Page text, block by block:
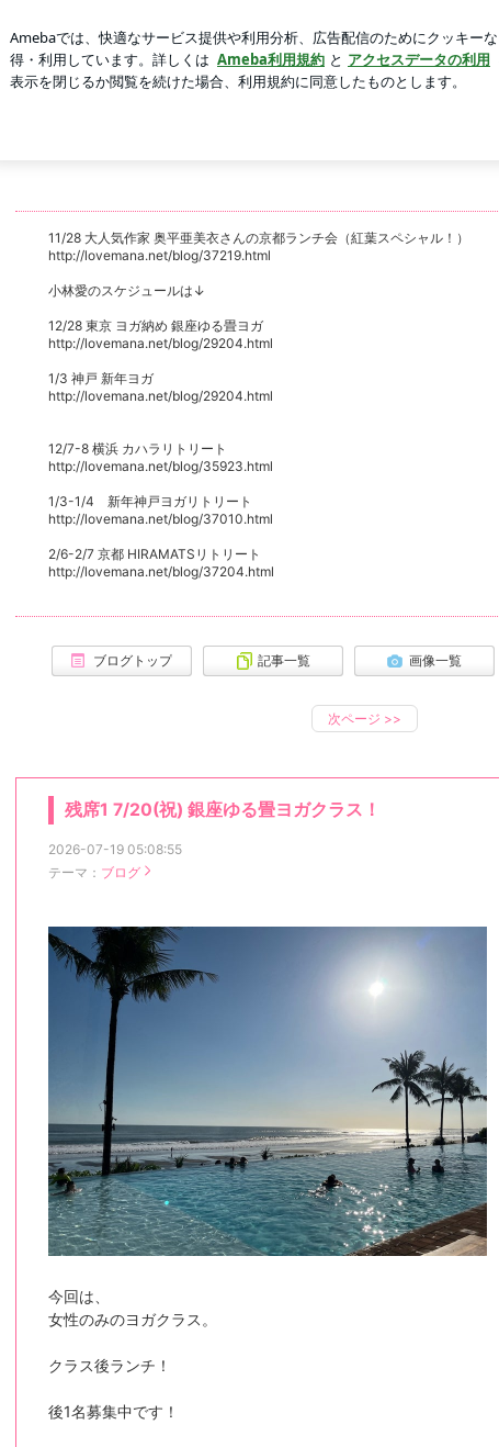
グ。
ンパンに入っていたマック
ヨガ・リトリート・つぶやきブログ。
ート、つぶやき
11/28 大人気作家 奥平亜美衣さんの京都ランチ会（紅葉スペシャル！）
http://lovemana.net/blog/37219.html
小林愛のスケジュールは↓
12/28 東京 ヨガ納め 銀座ゆる畳ヨガ
http://lovemana.net/blog/29204.html
1/3 神戸 新年ヨガ
http://lovemana.net/blog/29204.html
12/7-8 横浜 カハラリトリート
http://lovemana.net/blog/35923.html
1/3-1/4 新年神戸ヨガリトリート
http://lovemana.net/blog/37010.html
2/6-2/7 京都 HIRAMATSリトリート
http://lovemana.net/blog/37204.html
ブログトップ 記事一覧 画像一覧
次ページ >>
残席1 7/20(祝) 銀座ゆる畳ヨガクラス！
2026-07-19 05:08:55
テーマ： ブログ
今回は、
女性のみのヨガクラス。
クラス後ランチ！
後1名募集中です！